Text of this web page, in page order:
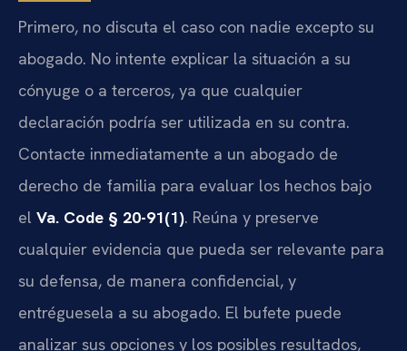
Primero, no discuta el caso con nadie excepto su
abogado. No intente explicar la situación a su
cónyuge o a terceros, ya que cualquier
declaración podría ser utilizada en su contra.
Contacte inmediatamente a un abogado de
derecho de familia para evaluar los hechos bajo
el Va. Code § 20-91(1). Reúna y preserve
cualquier evidencia que pueda ser relevante para
su defensa, de manera confidencial, y
entréguesela a su abogado. El bufete puede
analizar sus opciones y los posibles resultados,